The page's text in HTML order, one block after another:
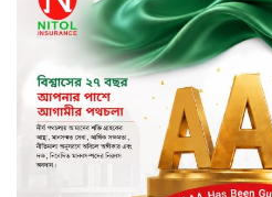
বিদায়ী
ফাইন্যান্স
বিদায়ী
ইন্ডাস্ট্রিজ